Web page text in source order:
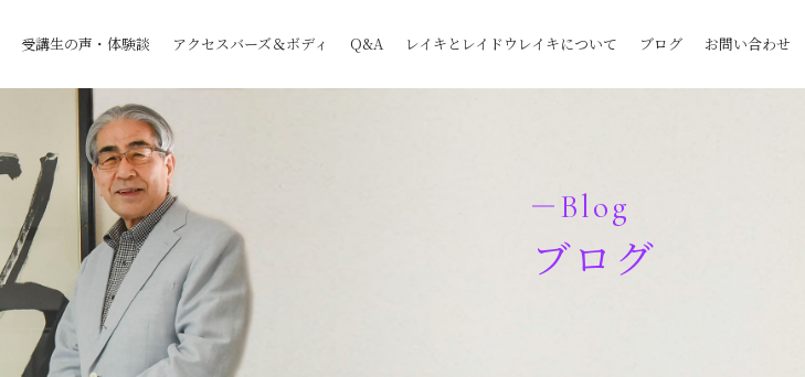
受講生の声・体験談 アクセスバーズ＆ボディ Q&A レイキとレイドウレイキについて ブログ お問い合わせ
Blog
ブログ